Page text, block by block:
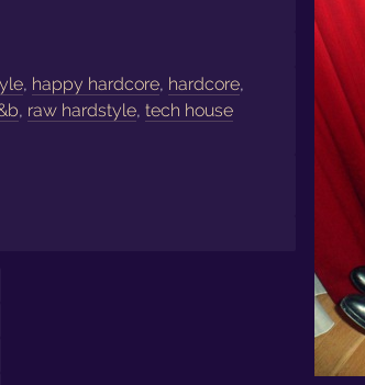
, happy hardcore, hardcore,
, raw hardstyle,tech house